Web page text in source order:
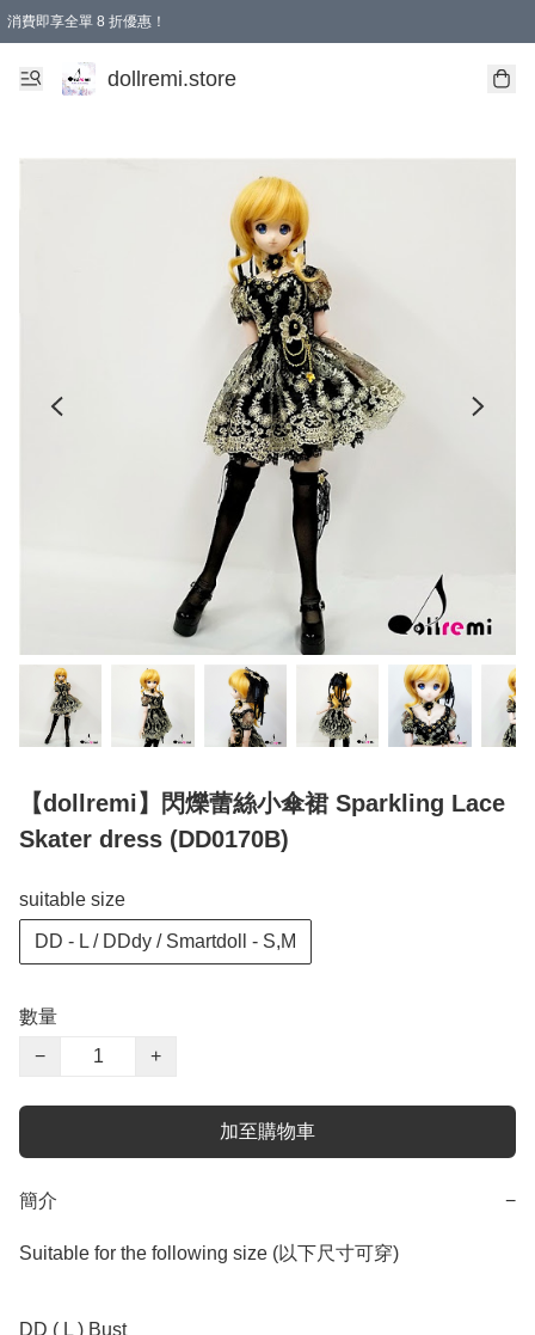
消費即享全單 8 折優惠！
購物滿 HKD 1500.00即享免運費優惠！（適用於 本地送貨、本地取貨、國際送貨 )
dollremi.store
【dollremi】閃爍蕾絲小傘裙 Sparkling Lace
Skater dress (DD0170B)
suitable size
DD - L / DDdy / Smartdoll - S,M
數量
−
+
加至購物車
簡介 −
Suitable for the following size (以下尺寸可穿)
DD ( L ) Bust